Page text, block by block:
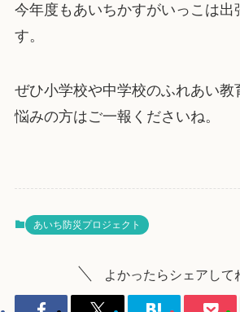
今年度もあいちかすがいっこは出
す。
ぜひ小学校や中学校のふれあい教
悩みの方はご一報くださいね。
あいち防災プロジェクト
よかったらシェアして